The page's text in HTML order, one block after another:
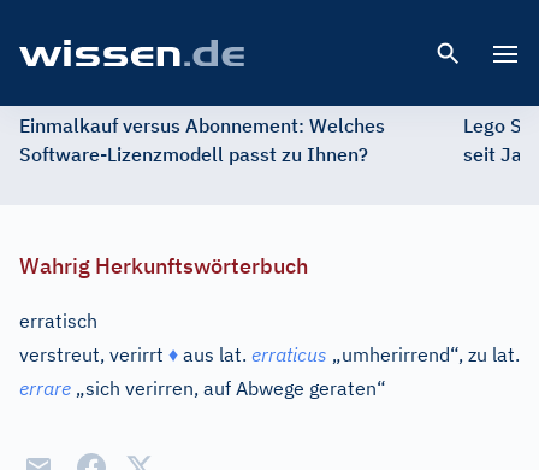
Einmalkauf versus Abonnement: Welches
Software-Lizenzmodell passt zu Ihnen?
Lego
seit
Wahrig Herkunftswörterbuch
erratisch
verstreut, verirrt ♦ aus lat. erraticus „umherirrend“, zu lat.
errare „sich verirren, auf Abwege geraten“